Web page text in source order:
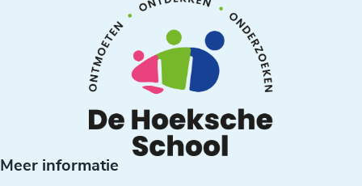
Meer informatie